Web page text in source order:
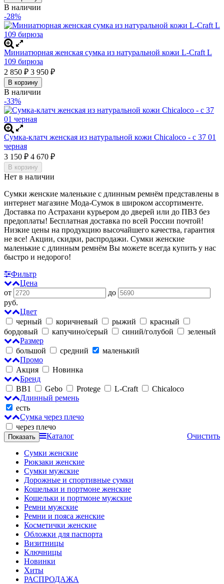
В наличии
-28%
Миниатюрная женская сумка из натуральной кожи L-Craft L
109 бирюза
2 850 ₽ 3 950 ₽
В корзину
В наличии
-33%
Сумка-клатч женская из натуральной кожи Chicaloco - c 37 01
черная
3 150 ₽ 4 670 ₽
В корзину
Нет в наличии
Сумки женские маленькие с длинным ремнём представлены в
интернет магазине Мода-Сумок в широком ассортименте.
Доставка по Астрахани курьером до дверей или до ПВЗ без
предоплаты! Бесплатная доставка по всей России почтой!
Низкие цены на продукцию высочайшего качества, гарантия
не все! Акции, скидки, распродажи. Сумки женские
маленькие с длинным ремнём Вы можете всегда купить у нас
быстро и недорого!
Фильтр
Цена
от
до
руб.
Цвет
черный
коричневый рыжий
красный
бордовый
капучино/серый синий/голубой
зеленый
Размер
большой
средний
маленький
Промо
Акция
Новинка
Бренд
BB1
Gebo Protege L-Craft
Chicaloco
Длинный ремень
есть
Сумка через плечо
через плечо
Очистить
Каталог
Сумки женские
Рюкзаки женские
Сумки мужские
Дорожные и спортивные сумки
Кошельки и портмоне женские
Кошельки и портмоне мужские
Ремни мужские
Ремни и пояса женские
Косметички женские
Обложки для паспорта
Визитницы
Ключницы
Новинки
Хиты
РАСПРОДАЖА